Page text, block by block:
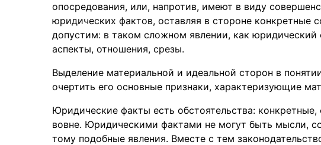
опосредования, или, напротив, имеют в виду
юридических фактов, оставляя в стороне конкретные
допустим: в таком сложном явлении, как
аспекты, отношения, срезы.
Выделение материальной и идеальной сторон в
очертить его основные признаки, характеризующие
Юридические факты есть обстоятельства:
вовне. Юридическими фактами не могут быть мысли,
тому подобные явления. Вместе с тем